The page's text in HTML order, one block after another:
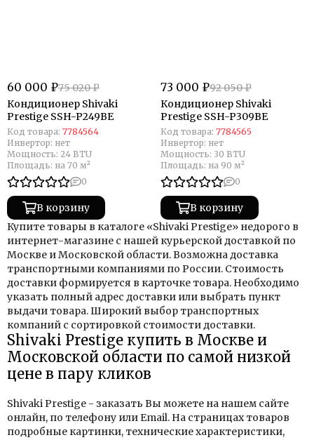
60 000 ₽75 020 ₽
Кондиционер Shivaki
Prestige SSH-P249BE
Код товара: 7784564
Инвертор: нет
Мощность: 24 BTU
Площадь: на 70 м²
0
В корзину
73 000 ₽92 050 ₽
Кондиционер Shivaki
Prestige SSH-P309BE
Код товара: 7784565
Инвертор: нет
Мощность: 30 BTU
Площадь: на 90 м²
0
В корзину
Купите товары в каталоге «Shivaki Prestige» недорого в
интернет-магазине с нашей курьерской доставкой по
Москве и Московской области. Возможна доставка
транспортными компаниями по России. Стоимость
доставки формируется в карточке товара. Необходимо
указать полный адрес доставки или выбрать пункт
выдачи товара. Широкий выбор транспортных
компаний с сортировкой стоимости доставки.
Shivaki Prestige купить в Москве и
Московской области по самой низкой
цене в пару кликов
Shivaki Prestige - заказать Вы можете на нашем сайте
онлайн, по телефону или Email. На страницах товаров
подробные картинки, технические характеристики,